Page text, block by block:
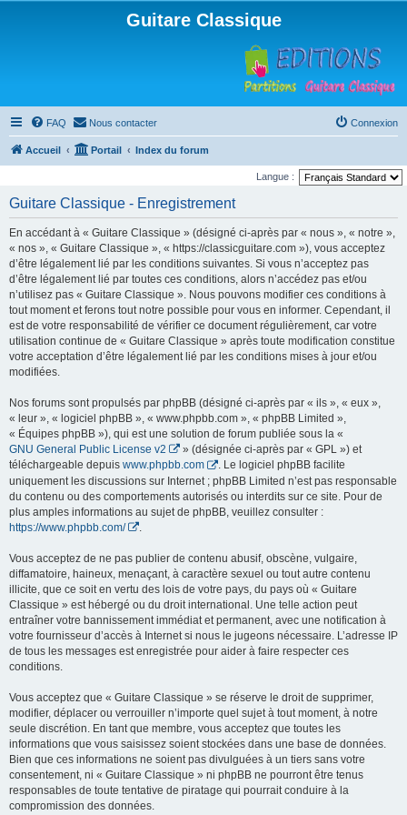
Guitare Classique
FAQ Nous contacter Connexion
Accueil Portail Index du forum
Langue :
Guitare Classique - Enregistrement
En accédant à « Guitare Classique » (désigné ci-après par « nous », « notre »,
« nos », « Guitare Classique », « https://classicguitare.com »), vous acceptez
d’être légalement lié par les conditions suivantes. Si vous n’acceptez pas
d’être légalement lié par toutes ces conditions, alors n’accédez pas et/ou
n’utilisez pas « Guitare Classique ». Nous pouvons modifier ces conditions à
tout moment et ferons tout notre possible pour vous en informer. Cependant, il
est de votre responsabilité de vérifier ce document régulièrement, car votre
utilisation continue de « Guitare Classique » après toute modification constitue
votre acceptation d’être légalement lié par les conditions mises à jour et/ou
modifiées.
Nos forums sont propulsés par phpBB (désigné ci-après par « ils », « eux »,
« leur », « logiciel phpBB », « www.phpbb.com », « phpBB Limited »,
« Équipes phpBB »), qui est une solution de forum publiée sous la «
GNU General Public License v2
» (désignée ci-après par « GPL ») et
téléchargeable depuis www.phpbb.com
. Le logiciel phpBB facilite
uniquement les discussions sur Internet ; phpBB Limited n’est pas responsable
du contenu ou des comportements autorisés ou interdits sur ce site. Pour de
plus amples informations au sujet de phpBB, veuillez consulter :
https://www.phpbb.com/
Vous acceptez de ne pas publier de contenu abusif, obscène, vulgaire,
diffamatoire, haineux, menaçant, à caractère sexuel ou tout autre contenu
illicite, que ce soit en vertu des lois de votre pays, du pays où « Guitare
Classique » est hébergé ou du droit international. Une telle action peut
entraîner votre bannissement immédiat et permanent, avec une notification à
votre fournisseur d’accès à Internet si nous le jugeons nécessaire. L’adresse IP
de tous les messages est enregistrée pour aider à faire respecter ces
conditions.
Vous acceptez que « Guitare Classique » se réserve le droit de supprimer,
modifier, déplacer ou verrouiller n’importe quel sujet à tout moment, à notre
seule discrétion. En tant que membre, vous acceptez que toutes les
informations que vous saisissez soient stockées dans une base de données.
Bien que ces informations ne soient pas divulguées à un tiers sans votre
consentement, ni « Guitare Classique » ni phpBB ne pourront être tenus
responsables de toute tentative de piratage qui pourrait conduire à la
compromission des données.